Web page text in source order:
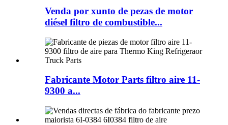
Venda por xunto de pezas de motor
diésel filtro de combustible...
Fabricante Motor Parts filtro aire 11-
9300 a...